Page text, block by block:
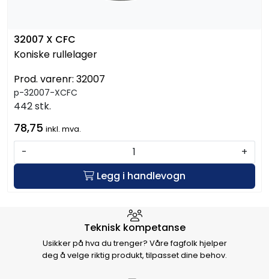
32007 X CFC
Koniske rullelager
Prod. varenr: 32007
p-32007-XCFC
442 stk.
78,75 inkl. mva.
-
+
Legg i handlevogn
Hvorfor velge Storm Halvorsen
Teknisk kompetanse
Usikker på hva du trenger? Våre fagfolk hjelper
deg å velge riktig produkt, tilpasset dine behov.